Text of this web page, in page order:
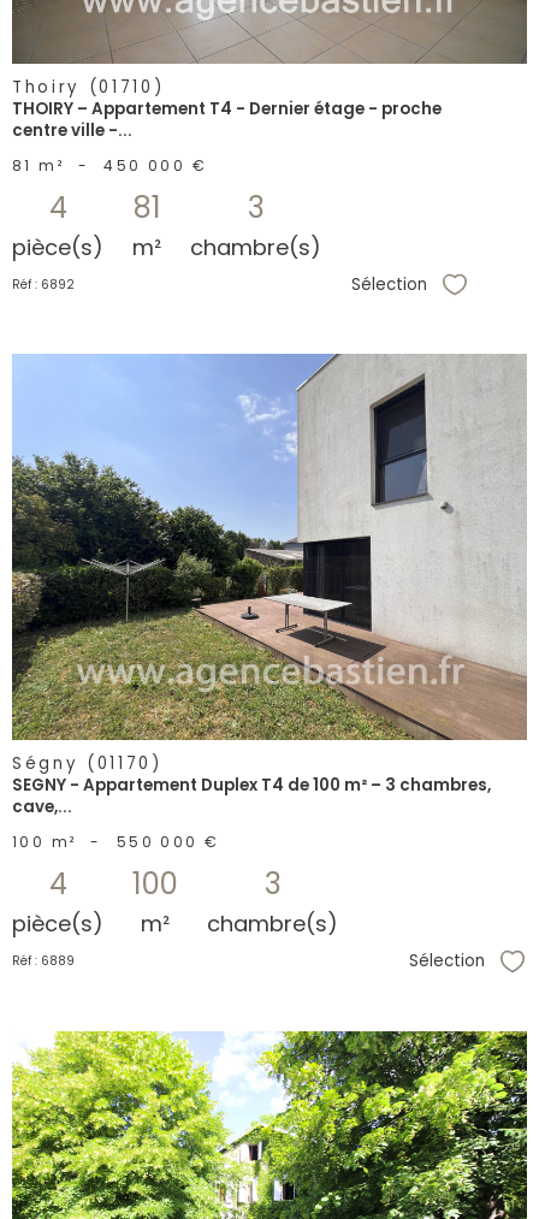
Thoiry (01710)
THOIRY – Appartement T4 - Dernier étage - proche
centre ville -...
81 m² - 450 000 €
4
pièce(s)
81
m²
3
chambre(s)
Réf : 6892 Sélection
voir le
bien
Ségny (01170)
SEGNY - Appartement Duplex T4 de 100 m² – 3 chambres,
cave,...
100 m² - 550 000 €
4
pièce(s)
100
m²
3
chambre(s)
Réf : 6889 Sélection
voir le